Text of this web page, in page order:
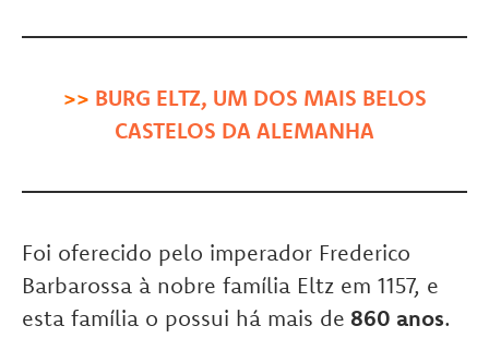
>> BURG ELTZ, UM DOS MAIS BELOS
CASTELOS DA ALEMANHA
Foi oferecido pelo imperador Frederico
Barbarossa à nobre família Eltz em 1157, e
esta família o possui há mais de 860 anos.